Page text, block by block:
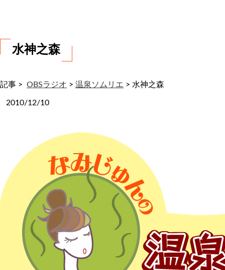
水神之森
記事 > OBSラジオ > 温泉ソムリエ > 水神之森
2010/12/10